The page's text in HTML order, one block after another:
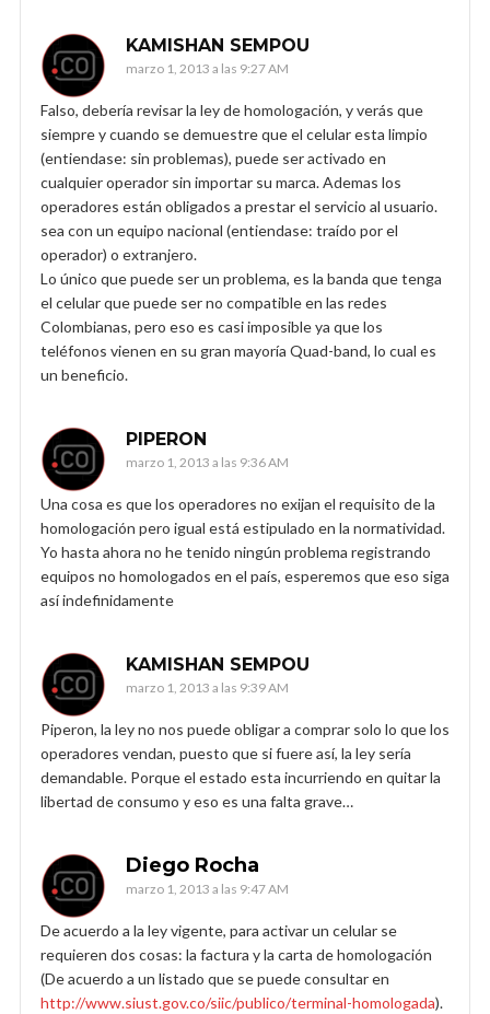
KAMISHAN SEMPOU
marzo 1, 2013 a las 9:27 AM
Falso, debería revisar la ley de homologación, y verás que
siempre y cuando se demuestre que el celular esta limpio
(entiendase: sin problemas), puede ser activado en
cualquier operador sin importar su marca. Ademas los
operadores están obligados a prestar el servicio al usuario.
sea con un equipo nacional (entiendase: traído por el
operador) o extranjero.
Lo único que puede ser un problema, es la banda que tenga
el celular que puede ser no compatible en las redes
Colombianas, pero eso es casi imposible ya que los
teléfonos vienen en su gran mayoría Quad-band, lo cual es
un beneficio.
PIPERON
marzo 1, 2013 a las 9:36 AM
Una cosa es que los operadores no exijan el requisito de la
homologación pero igual está estipulado en la normatividad.
Yo hasta ahora no he tenido ningún problema registrando
equipos no homologados en el país, esperemos que eso siga
así indefinidamente
KAMISHAN SEMPOU
marzo 1, 2013 a las 9:39 AM
Piperon, la ley no nos puede obligar a comprar solo lo que los
operadores vendan, puesto que si fuere así, la ley sería
demandable. Porque el estado esta incurriendo en quitar la
libertad de consumo y eso es una falta grave…
Diego Rocha
marzo 1, 2013 a las 9:47 AM
De acuerdo a la ley vigente, para activar un celular se
requieren dos cosas: la factura y la carta de homologación
(De acuerdo a un listado que se puede consultar en
http://www.siust.gov.co/siic/publico/terminal-homologada).